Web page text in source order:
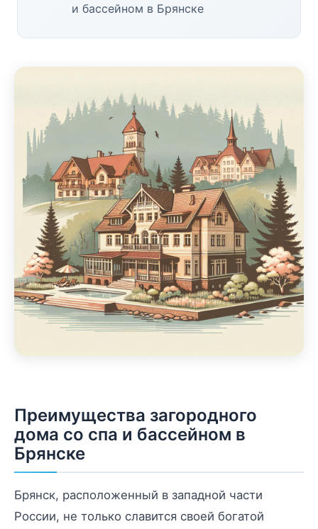
и бассейном в Брянске
Преимущества загородного
дома со спа и бассейном в
Брянске
Брянск, расположенный в западной части
России, не только славится своей богатой